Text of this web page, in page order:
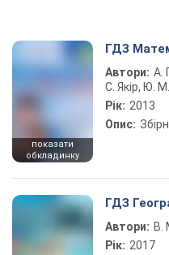
показати
обкладинку
ГДЗ
Автори: А.
С. Якір, Ю.
Рік: 2013
Опис:
ГДЗ
Автори: В.
Рік: 2017